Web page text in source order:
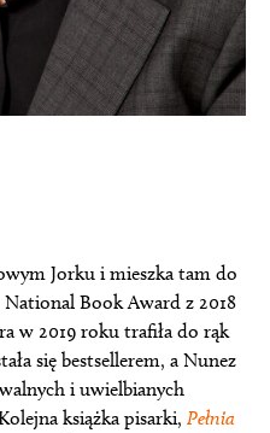
Jorku i mieszka tam do
Book Award z 2018
w 2019 roku trafiła do rąk
się bestsellerem, a Nunez
i uwielbianych
książka pisarki, Pełnia